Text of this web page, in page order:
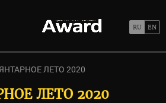
ЯНТАРНОЕ ЛЕТО 2020
ЛЕТО 2020